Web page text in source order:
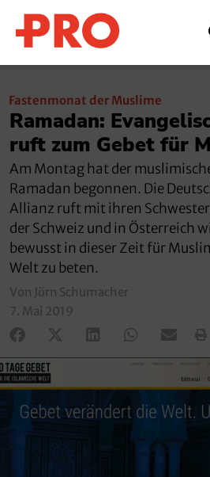
Fastenmonat der Muslime
Ramadan:
ruft zum Gebet für
Am Montag hat der
Ramadan begonnen. Die
Allianz ruft mit ihren
der Schweiz und in Österreich
bewusst in dieser Zeit für
Welt zu beten.
Von Jörn Schumacher
7. Mai 2019